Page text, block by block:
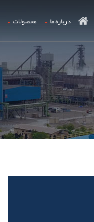
درباره ما محصولات